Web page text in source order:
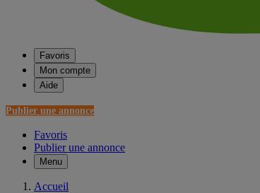
Favoris
Mon compte
Aide
Publier une annonce
Favoris
Publier une annonce
Menu
Accueil